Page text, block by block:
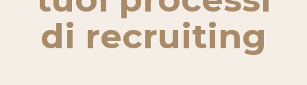
di recruiting